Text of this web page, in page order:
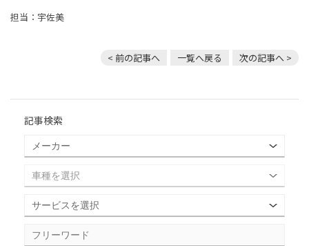
担当：宇佐美
< 前の記事へ 一覧へ戻る 次の記事へ >
記事検索